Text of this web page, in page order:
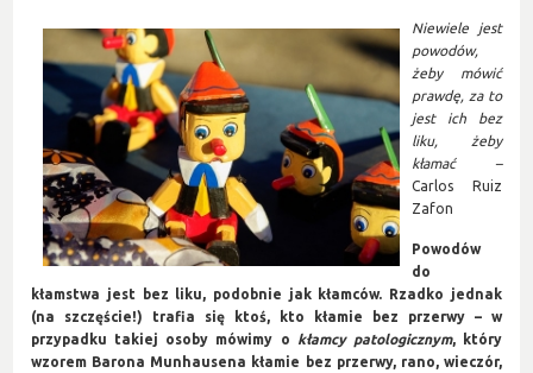
Niewiele jest
powodów,
żeby mówić
prawdę, za to
jest ich bez
liku, żeby
kłamać –
Carlos Ruiz
Zafon
Powodów
do
kłamstwa jest bez liku, podobnie jak kłamców. Rzadko jednak
(na szczęście!) trafia się ktoś, kto kłamie bez przerwy – w
przypadku takiej osoby mówimy o
kłamcy patologicznym, który
wzorem Barona Munhausena kłamie bez przerwy, rano, wieczór,